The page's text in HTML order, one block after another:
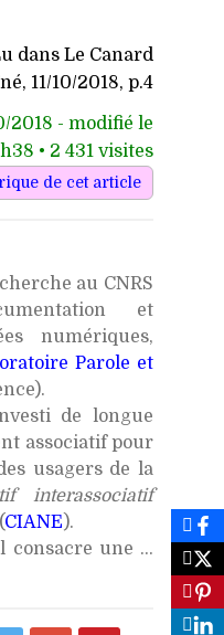
dans Le Canard
11/10/2018, p.4
2018 - modifié le
• 2 431 visites
au CNRS
et
numériques,
Parole et
de longue
associatif pour
usagers de la
interassociatif
CIANE).
consacre une ...